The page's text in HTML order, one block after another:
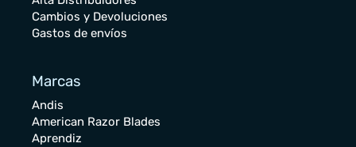
Cambios y Devoluciones
Gastos de envíos
Marcas
Andis
American Razor Blades
Aprendiz